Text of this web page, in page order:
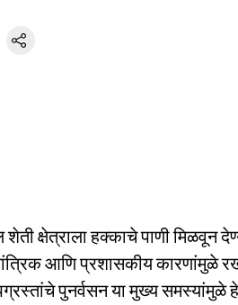
शेती क्षेत्राला हक्काचे पाणी
आणि प्रशासकीय कारणांमुळे
पुनर्वसन या मुख्य समस्यांमुळे